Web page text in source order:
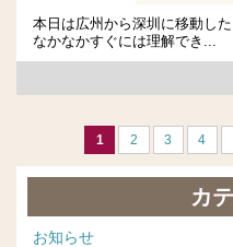
本日は広州から深圳に移動し
なかなかすぐには理解でき...
1 2 3 4
カ
お知らせ